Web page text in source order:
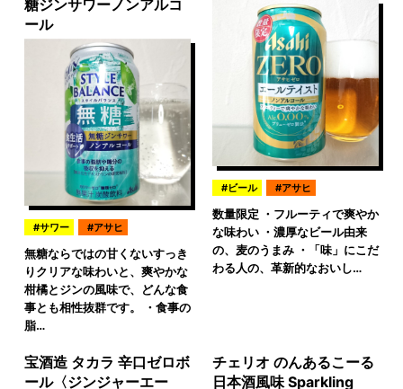
糖ジンサワーノンアルコ
ール
サワー アサヒ
無糖ならではの甘くないすっき
りクリアな味わいと、爽やかな
柑橘とジンの風味で、どんな食
事とも相性抜群です。 ・食事の
脂…
ビール アサヒ
数量限定 ・フルーティで爽やか
な味わい ・濃厚なビール由来
の、麦のうまみ ・「味」にこだ
わる人の、革新的なおいし…
宝酒造 タカラ 辛口ゼロボ
ール〈ジンジャーエー
チェリオ のんあるこーる
日本酒風味 Sparkling